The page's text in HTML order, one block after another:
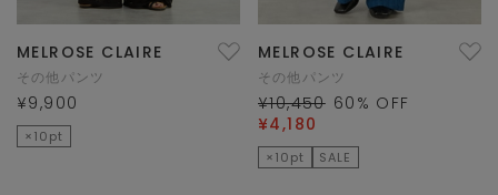
MELROSE CLAIRE
その他パンツ
¥9,900
×10pt
MELROSE CLAIRE
その他パンツ
¥10,450 60 % OFF
¥4,180
×10pt SALE